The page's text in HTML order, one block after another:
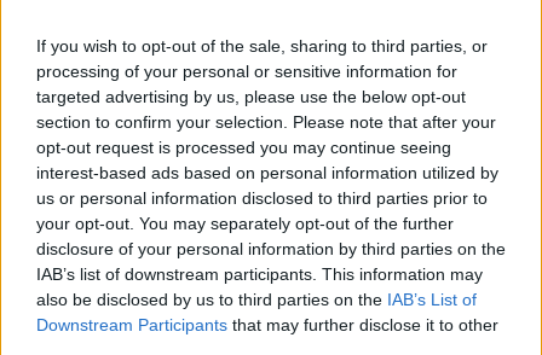
If you wish to opt-out of the sale, sharing to third parties, or
processing of your personal or sensitive information for
targeted advertising by us, please use the below opt-out
section to confirm your selection. Please note that after your
opt-out request is processed you may continue seeing
interest-based ads based on personal information utilized by
us or personal information disclosed to third parties prior to
your opt-out. You may separately opt-out of the further
disclosure of your personal information by third parties on the
IAB’s list of downstream participants. This information may
also be disclosed by us to third parties on the IAB’s List of
Downstream Participants that may further disclose it to other